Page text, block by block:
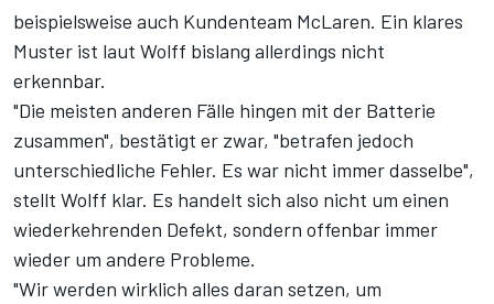
beispielsweise auch Kundenteam McLaren. Ein klares
Muster ist laut Wolff bislang allerdings nicht
erkennbar.
"Die meisten anderen Fälle hingen mit der Batterie
zusammen", bestätigt er zwar, "betrafen jedoch
unterschiedliche Fehler. Es war nicht immer dasselbe",
stellt Wolff klar. Es handelt sich also nicht um einen
wiederkehrenden Defekt, sondern offenbar immer
wieder um andere Probleme.
"Wir werden wirklich alles daran setzen, um